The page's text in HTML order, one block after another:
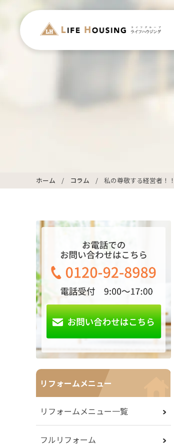
ホーム コラム 私の尊敬する経営者！
リフォームメニュー
リフォームメニュー一覧
フルリフォーム